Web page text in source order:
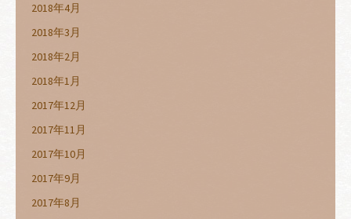
2018年4月
2018年3月
2018年2月
2018年1月
2017年12月
2017年11月
2017年10月
2017年9月
2017年8月